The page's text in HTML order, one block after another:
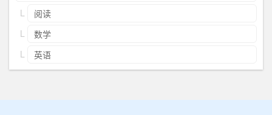
阅读
数学
英语